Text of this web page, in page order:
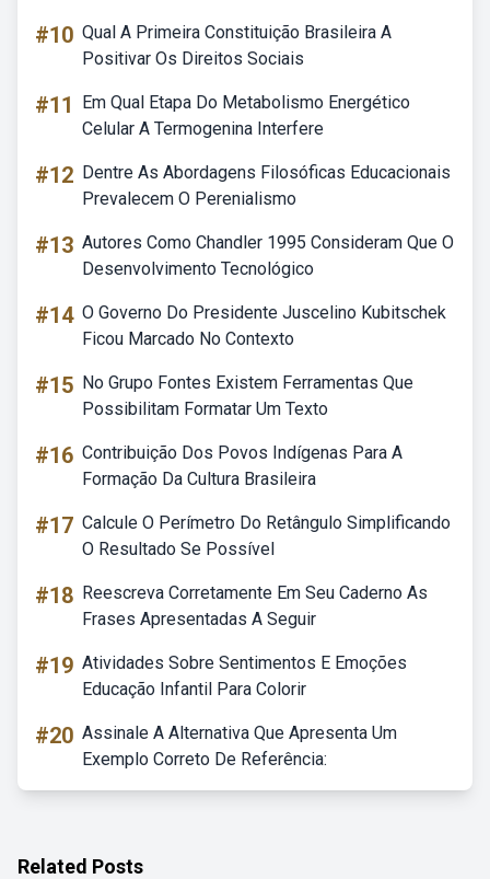
#10 Qual A Primeira Constituição Brasileira A
Positivar Os Direitos Sociais
#11
Em Qual Etapa Do Metabolismo Energético
Celular A Termogenina Interfere
#12 Dentre As Abordagens Filosóficas Educacionais
Prevalecem O Perenialismo
#13 Autores Como Chandler 1995 Consideram Que O
Desenvolvimento Tecnológico
#14 O Governo Do Presidente Juscelino Kubitschek
Ficou Marcado No Contexto
#15 No Grupo Fontes Existem Ferramentas Que
Possibilitam Formatar Um Texto
#16 Contribuição Dos Povos Indígenas Para A
Formação Da Cultura Brasileira
#17 Calcule O Perímetro Do Retângulo Simplificando
O Resultado Se Possível
#18 Reescreva Corretamente Em Seu Caderno As
Frases Apresentadas A Seguir
#19 Atividades Sobre Sentimentos E Emoções
Educação Infantil Para Colorir
#20 Assinale A Alternativa Que Apresenta Um
Exemplo Correto De Referência:
Related Posts